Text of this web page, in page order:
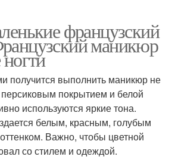
французский
маникюр
получится выполнить маникюр не
покрытием и белой
используются яркие тона.
белым, красным, голубым
Важно, чтобы цветной
со стилем и одеждой.